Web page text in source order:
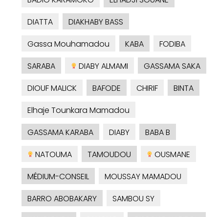
DIATTA
DIAKHABY BASS
Gassa Mouhamadou
KABA
FODIBA
SARABA
DIABY ALMAMI
GASSAMA SAKA
DIOUF MALICK
BAFODE CHIRIF
BINTA
Elhaje Tounkara Mamadou
GASSAMA KARABA
DIABY
BABA B
NATOUMA
TAMOUDOU
OUSMANE
MÉDIUM-CONSEIL
MOUSSAY MAMADOU
BARRO ABOBAKARY
SAMBOU SY